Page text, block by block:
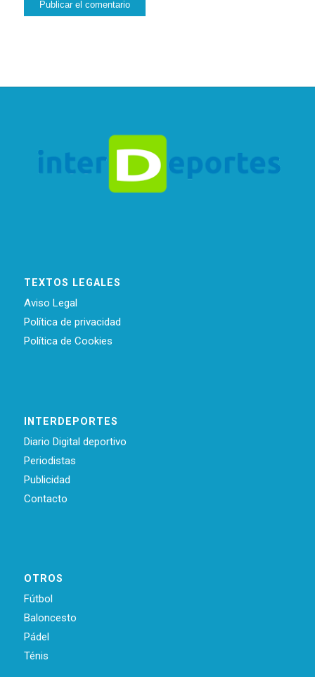
TEXTOS LEGALES
Aviso Legal
Política de privacidad
Política de Cookies
INTERDEPORTES
Diario Digital deportivo
Periodistas
Publicidad
Contacto
OTROS
Fútbol
Baloncesto
Pádel
Ténis